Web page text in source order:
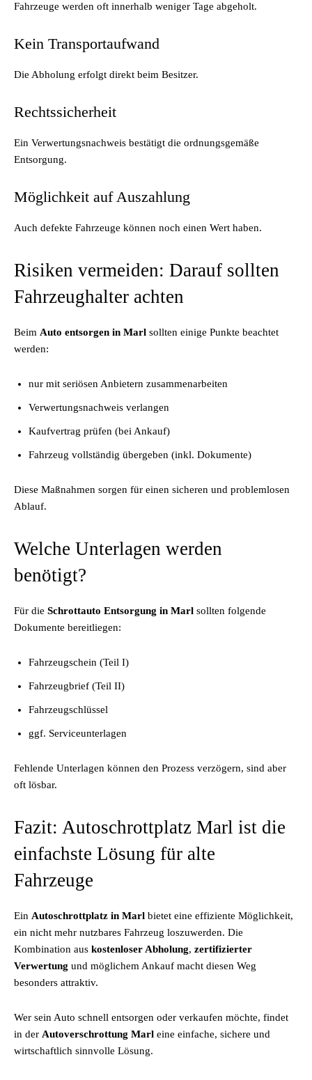
Fahrzeuge werden oft innerhalb weniger Tage abgeholt.
Kein Transportaufwand
Die Abholung erfolgt direkt beim Besitzer.
Rechtssicherheit
Ein Verwertungsnachweis bestätigt die ordnungsgemäße
Entsorgung.
Möglichkeit auf Auszahlung
Auch defekte Fahrzeuge können noch einen Wert haben.
Risiken vermeiden: Darauf sollten
Fahrzeughalter achten
Beim Auto entsorgen in Marl sollten einige Punkte beachtet
werden:
nur mit seriösen Anbietern zusammenarbeiten
Verwertungsnachweis verlangen
Kaufvertrag prüfen (bei Ankauf)
Fahrzeug vollständig übergeben (inkl. Dokumente)
Diese Maßnahmen sorgen für einen sicheren und problemlosen
Ablauf.
Welche Unterlagen werden
benötigt?
Für die Schrottauto Entsorgung in Marl sollten folgende
Dokumente bereitliegen:
Fahrzeugschein (Teil I)
Fahrzeugbrief (Teil II)
Fahrzeugschlüssel
ggf. Serviceunterlagen
Fehlende Unterlagen können den Prozess verzögern, sind aber
oft lösbar.
Fazit: Autoschrottplatz Marl ist die
einfachste Lösung für alte
Fahrzeuge
Ein Autoschrottplatz in Marl bietet eine effiziente Möglichkeit,
ein nicht mehr nutzbares Fahrzeug loszuwerden. Die
Kombination aus kostenloser Abholung, zertifizierter
Verwertung und möglichem Ankauf macht diesen Weg
besonders attraktiv.
Wer sein Auto schnell entsorgen oder verkaufen möchte, findet
in der Autoverschrottung Marl eine einfache, sichere und
wirtschaftlich sinnvolle Lösung.